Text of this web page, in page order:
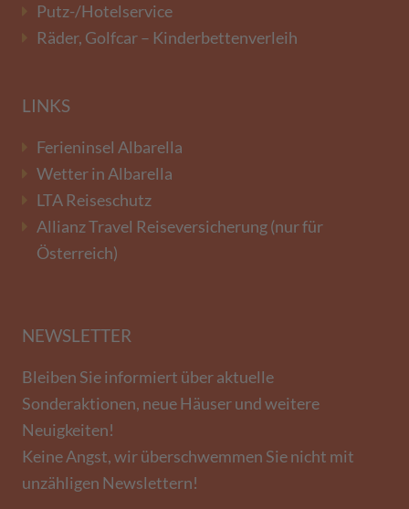
Putz-/Hotelservice
Räder, Golfcar – Kinderbettenverleih
LINKS
Ferieninsel Albarella
Wetter in Albarella
LTA Reiseschutz
Allianz Travel Reiseversicherung (nur für
Österreich)
NEWSLETTER
Bleiben Sie informiert über aktuelle
Sonderaktionen, neue Häuser und weitere
Neuigkeiten!
Keine Angst, wir überschwemmen Sie nicht mit
unzähligen Newslettern!